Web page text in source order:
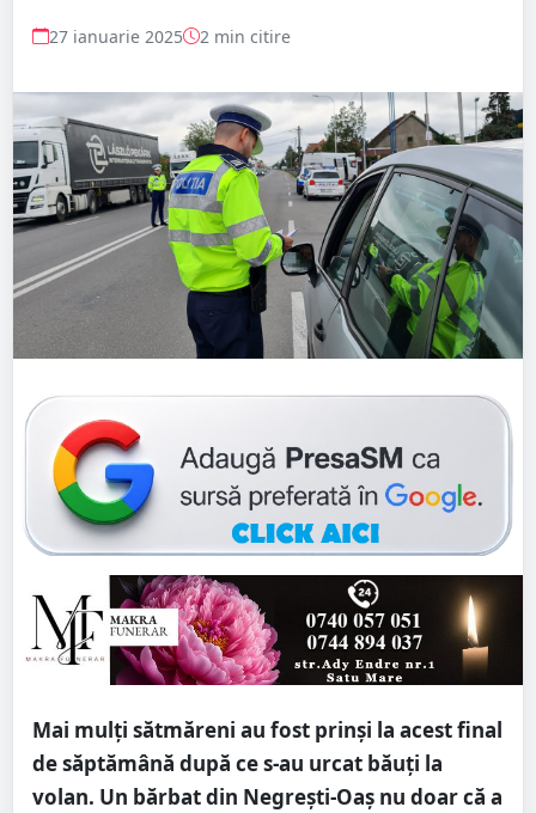
27 ianuarie 2025 2 min citire
Mai mulți sătmăreni au fost prinși la acest final
de săptămână după ce s-au urcat băuți la
volan. Un bărbat din Negrești-Oaș nu doar că a